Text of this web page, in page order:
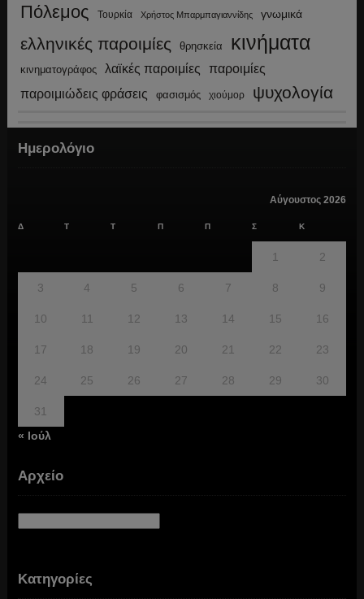
Πόλεμος Τουρκία Χρήστος Μπαρμπαγιαννίδης γνωμικά
ελληνικές παροιμίες θρησκεία κινήματα
κινηματογράφος λαϊκές παροιμίες παροιμίες
παροιμιώδεις φράσεις φασισμός χιούμορ ψυχολογία
Ημερολόγιο
Αύγουστος 2026
Δ Τ Τ Π Π Σ Κ
1 2
3 4 5 6 7 8 9
10 11 12 13 14 15 16
17 18 19 20 21 22 23
24 25 26 27 28 29 30
31
« Ιούλ
Αρχείο
Κατηγορίες